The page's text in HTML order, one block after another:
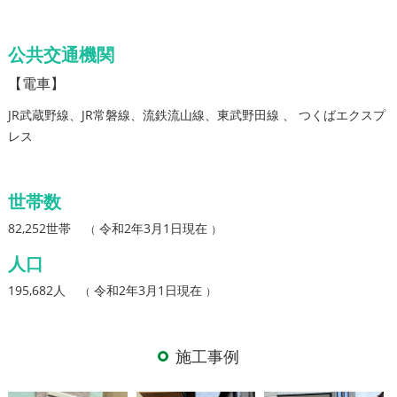
公共交通機関
【電車】
JR武蔵野線、JR常磐線、流鉄流山線、東武野田線 、 つくばエクスプ
レス
世帯数
82,252世帯 （ 令和2年3月1日現在 ）
人口
195,682人 （ 令和2年3月1日現在 ）
施工事例